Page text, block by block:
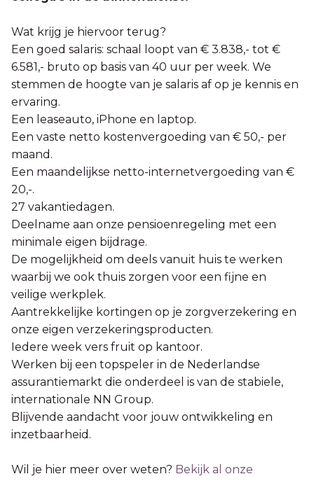
Wat krijg je hiervoor terug?
Een goed salaris: schaal loopt van € 3.838,- tot €
6.581,- bruto op basis van 40 uur per week. We
stemmen de hoogte van je salaris af op je kennis en
ervaring.
Een leaseauto, iPhone en laptop.
Een vaste netto kostenvergoeding van € 50,- per
maand.
Een maandelijkse netto-internetvergoeding van €
20,-.
27 vakantiedagen.
Deelname aan onze pensioenregeling met een
minimale eigen bijdrage.
De mogelijkheid om deels vanuit huis te werken
waarbij we ook thuis zorgen voor een fijne en
veilige werkplek.
Aantrekkelijke kortingen op je zorgverzekering en
onze eigen verzekeringsproducten.
Iedere week vers fruit op kantoor.
Werken bij een topspeler in de Nederlandse
assurantiemarkt die onderdeel is van de stabiele,
internationale NN Group.
Blijvende aandacht voor jouw ontwikkeling en
inzetbaarheid.
Wil je hier meer over weten? Bekijk al onze